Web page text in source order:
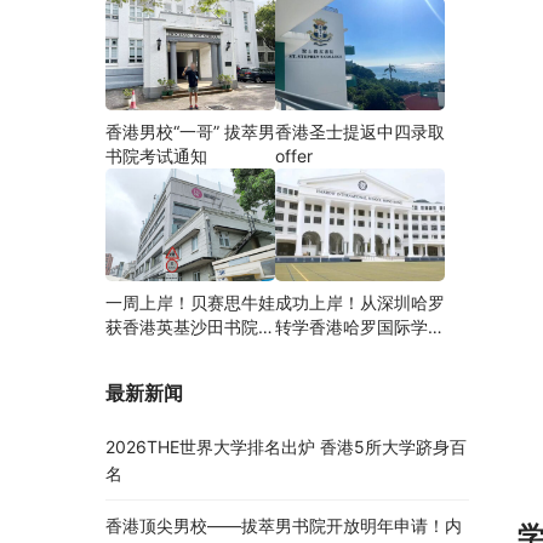
香港男校“一哥” 拔萃男
书院考试通知
香港圣士提返中四录取
offer
一周上岸！贝赛思牛娃
获香港英基沙田书院录
成功上岸！从深圳哈罗
转学香港哈罗国际学
最新新闻
2026THE世界大学排名出炉 香港5所大学跻身百
名
香港顶尖男校——拔萃男书院开放明年申请！内